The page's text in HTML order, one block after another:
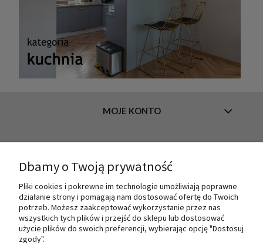
MOJE KONTO
O NAS
Dbamy o Twoją prywatność
Pliki cookies i pokrewne im technologie umożliwiają poprawne
działanie strony i pomagają nam dostosować ofertę do Twoich
potrzeb. Możesz zaakceptować wykorzystanie przez nas
wszystkich tych plików i przejść do sklepu lub dostosować
użycie plików do swoich preferencji, wybierając opcję "Dostosuj
zgody".